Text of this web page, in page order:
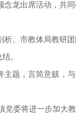
龙出席活动，共
市教体局教研
。
题，言简意赅，
委将进一步加大